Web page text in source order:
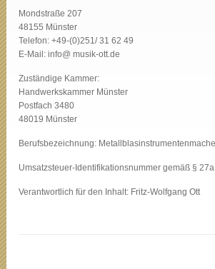
Mondstraße 207
48155 Münster
Telefon: +49-(0)251/ 31 62 49
E-Mail: info@ musik-ott.de
Zuständige Kammer:
Handwerkskammer Münster
Postfach 3480
48019 Münster
Berufsbezeichnung:
Umsatzsteuer-Identifikationsnummer gemäß §
Verantwortlich für den Inhalt: Fritz-Wolfgang Ott